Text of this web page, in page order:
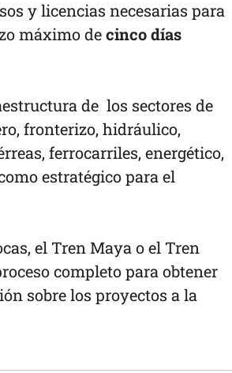
y licencias necesarias para
máximo decinco días
de los sectores de
fronterizo, hidráulico,
ferrocarriles, energético,
estratégico para el
el Tren Maya o el Tren
completo para obtener
sobre los proyectos a la